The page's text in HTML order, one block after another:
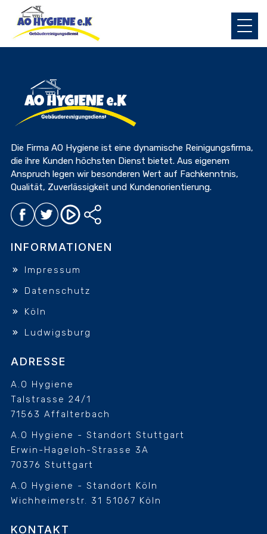
TAG: BAUWESEN
Die Firma AO Hygiene ist eine dynamische Reinigungsfirma,
die ihre Kunden höchsten Dienst bietet. Aus eigenem
Anspruch legen wir besonderen Wert auf Fachkenntnis,
Qualität, Zuverlässigkeit und Kundenorientierung.
INFORMATIONEN
Impressum
Datenschutz
Köln
Ludwigsburg
ADRESSE
A.O Hygiene
Talstrasse 24/1
71563 Affalterbach
A.O Hygiene - Standort Stuttgart
Erwin-Hageloh-Strasse 3A
70376 Stuttgart
A.O Hygiene - Standort Köln
Wichheimerstr. 31 51067 Köln
KONTAKT